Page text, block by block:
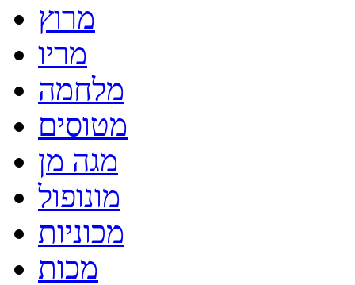
מרוץ
מריו
מלחמה
מטוסים
מגה מן
מונופול
מכוניות
מכות